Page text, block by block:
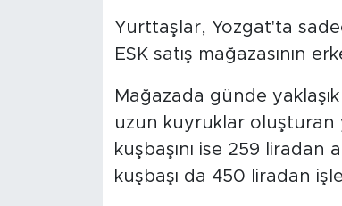
Yurttaşlar, Yozgat'ta
ESK satış mağazasının
Mağazada günde
uzun kuyruklar oluşturan
kuşbaşını ise 259 liradan
kuşbaşı da 450 liradan
FOTO GALERİ
VİDEOLAR